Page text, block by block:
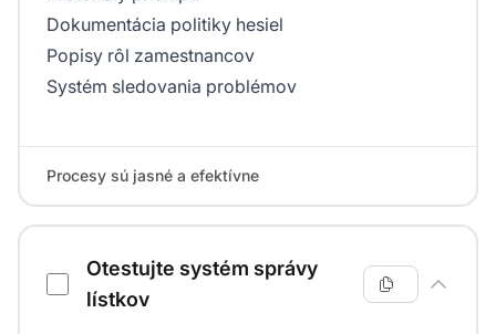
Dokumentácia politiky hesiel
Popisy rôl zamestnancov
Systém sledovania problémov
Procesy sú jasné a efektívne
Otestujte systém správy
lístkov